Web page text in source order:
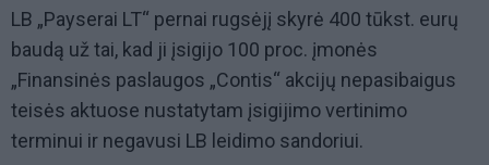
LB „Payserai LT“ pernai rugsėjį skyrė 400 tūkst. eurų
baudą už tai, kad ji įsigijo 100 proc. įmonės
„Finansinės paslaugos „Contis“ akcijų nepasibaigus
teisės aktuose nustatytam įsigijimo vertinimo
terminui ir negavusi LB leidimo sandoriui.